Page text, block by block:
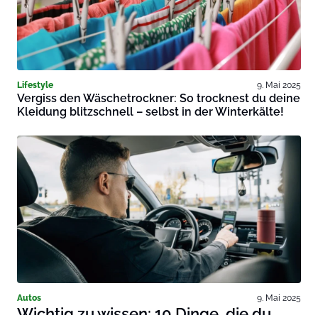
Lifestyle 9. Mai 2025
Vergiss den Wäschetrockner: So trocknest du deine
Kleidung blitzschnell – selbst in der Winterkälte!
Autos 9. Mai 2025